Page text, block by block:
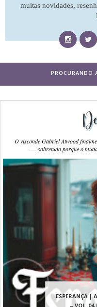
muitas novidades,
ESPERANÇA |
– VOL. 04
O visconde Gabriel Atwood
― sobretudo porque o